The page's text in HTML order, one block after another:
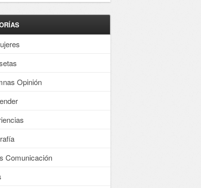
Opinión
Comunicación